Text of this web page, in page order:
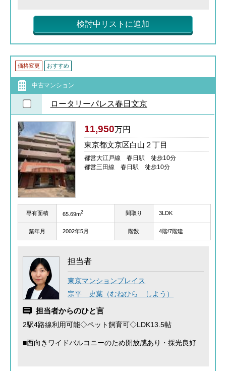
検討中リストに追加
価格変更 おすすめ
中古マンション
ロータリーパレス春日文京
11,950万円
東京都文京区白山２丁目
都営大江戸線 春日駅 徒歩10分
都営三田線 春日駅 徒歩10分
専有面積 65.69m2 間取り 3LDK
築年月 2002年5月 階数 4階/7階建
担当者
東京マンションプレイス
宗平 史葉（むねひら しよう）
担当者からのひと言
2駅4路線利用可能◇ペット飼育可◇LDK13.5帖
■西向きワイドバルコニーのため開放感あり・採光良好